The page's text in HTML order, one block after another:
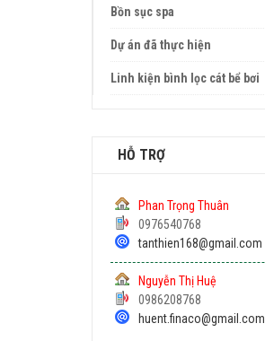
Bồn sục spa
Dự án đã thực hiện
Linh kiện bình lọc cát bể bơi
HỖ TRỢ
Phan Trọng Thuân
0976540768
tanthien168@gmail.com
Nguyễn Thị Huệ
0986208768
huent.finaco@gmail.com